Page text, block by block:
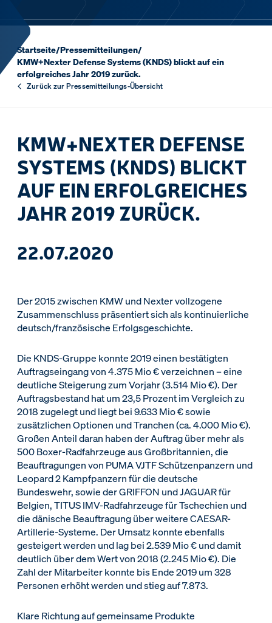
Startseite/Pressemitteilungen/
KMW+Nexter Defense Systems (KNDS) blickt auf ein
erfolgreiches Jahr 2019 zurück.
Zurück zur Pressemitteilungs-Übersicht
KMW+NEXTER DEFENSE
SYSTEMS (KNDS) BLICKT
AUF EIN ERFOLGREICHES
JAHR 2019 ZURÜCK.
22.07.2020
Der 2015 zwischen KMW und Nexter vollzogene
Zusammenschluss präsentiert sich als kontinuierliche
deutsch/französische Erfolgsgeschichte.
Die KNDS-Gruppe konnte 2019 einen bestätigten
Auftragseingang von 4.375 Mio € verzeichnen – eine
deutliche Steigerung zum Vorjahr (3.514 Mio €). Der
Auftragsbestand hat um 23,5 Prozent im Vergleich zu
2018 zugelegt und liegt bei 9.633 Mio € sowie
zusätzlichen Optionen und Tranchen (ca. 4.000 Mio €).
Großen Anteil daran haben der Auftrag über mehr als
500 Boxer-Radfahrzeuge aus Großbritannien, die
Beauftragungen von PUMA VJTF Schützenpanzern und
Leopard 2 Kampfpanzern für die deutsche
Bundeswehr, sowie der GRIFFON und JAGUAR für
Belgien, TITUS IMV-Radfahrzeuge für Tschechien und
die dänische Beauftragung über weitere CAESAR-
Artillerie-Systeme. Der Umsatz konnte ebenfalls
gesteigert werden und lag bei 2.539 Mio € und damit
deutlich über dem Wert von 2018 (2.245 Mio €). Die
Zahl der Mitarbeiter konnte bis Ende 2019 um 328
Personen erhöht werden und stieg auf 7.873.
Klare Richtung auf gemeinsame Produkte